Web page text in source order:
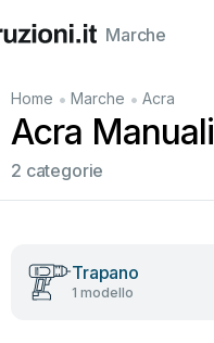
Italiano Français
Marche
Home • Marche • Acra
Acra
2 categorie
Trapano
1 modello